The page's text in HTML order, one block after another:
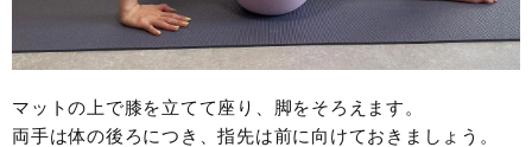
マットの上で膝を立てて座り、脚をそろえます。
両手は体の後ろにつき、指先は前に向けておきましょう。